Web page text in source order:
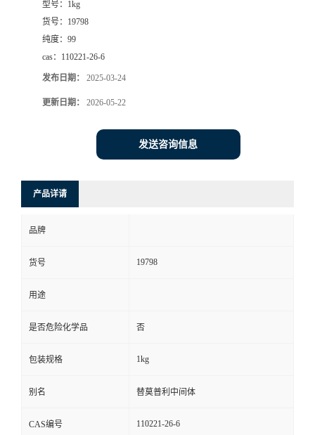
型号： 1kg
货号： 19798
纯度： 99
cas： 110221-26-6
发布日期： 2025-03-24
更新日期： 2026-05-22
发送咨询信息
产品详请
品牌
货号 19798
用途
是否危险化学品 否
包装规格 1kg
别名 替莫普利中间体
CAS编号 110221-26-6